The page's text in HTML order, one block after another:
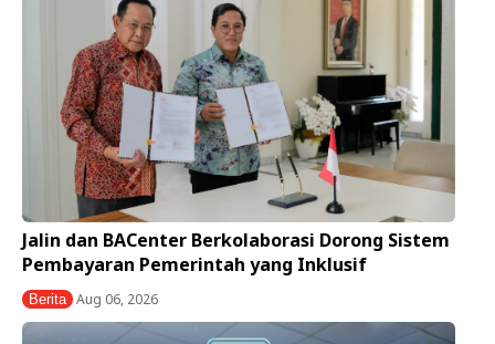
Jalin dan BACenter Berkolaborasi Dorong Sistem
Pembayaran Pemerintah yang Inklusif
Berita Aug 06, 2026